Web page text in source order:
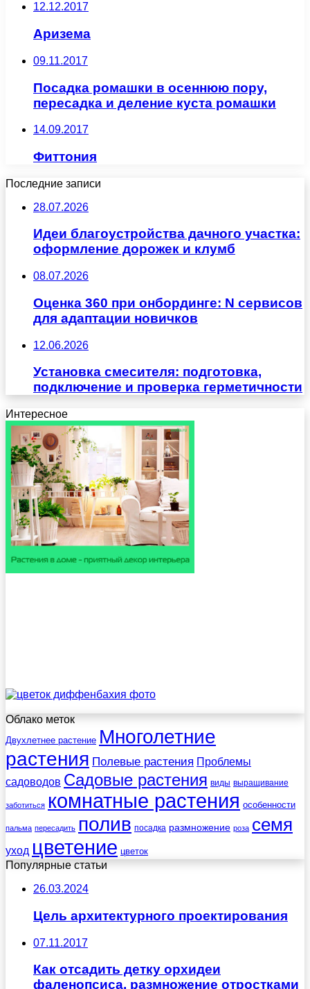
12.12.2017
Аризема
09.11.2017
Посадка ромашки в осеннюю пору,
пересадка и деление куста ромашки
14.09.2017
Фиттония
Последние записи
28.07.2026
Идеи благоустройства дачного участка:
оформление дорожек и клумб
08.07.2026
Оценка 360 при онбординге: N сервисов
для адаптации новичков
12.06.2026
Установка смесителя: подготовка,
подключение и проверка герметичности
Интересное
Облако меток
Двухлетнее растение Многолетние
растения Полевые растения Проблемы
садоводов Садовые растения виды выращивание
заботиться комнатные растения особенности
пальма пересадить полив посадка размножение роза семя
уход цветение цветок
Популярные статьи
26.03.2024
Цель архитектурного проектирования
07.11.2017
Как отсадить детку орхидеи
фаленопсиса, размножение отростками